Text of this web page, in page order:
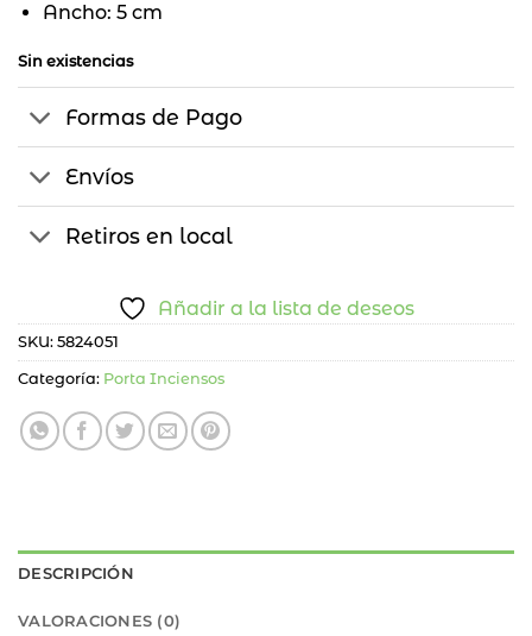
Ancho: 5 cm
Sin existencias
Formas de Pago
Envíos
Retiros en local
Añadir a la lista de deseos
SKU: 5824051
Categoría: Porta Inciensos
DESCRIPCIÓN
VALORACIONES (0)